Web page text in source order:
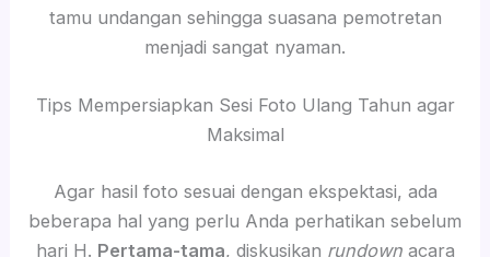
tamu undangan sehingga suasana pemotretan
menjadi sangat nyaman.
Tips Mempersiapkan Sesi Foto Ulang Tahun agar
Maksimal
Agar hasil foto sesuai dengan ekspektasi, ada
beberapa hal yang perlu Anda perhatikan sebelum
hari H. Pertama-tama, diskusikan rundownacara